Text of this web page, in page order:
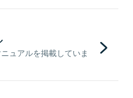
ュアルを掲載していま